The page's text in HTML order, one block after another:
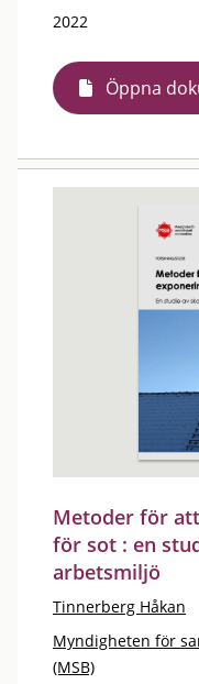
2022
Öppna
Metoder för
för sot : en
arbetsmiljö
Tinnerberg Håkan
Myndigheten för
(MSB)